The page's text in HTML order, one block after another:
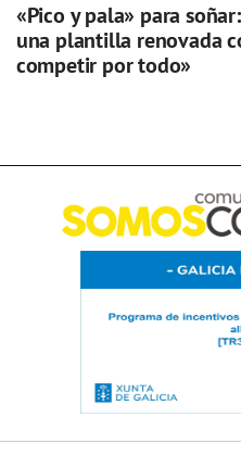
«Pico y pala» para
una plantilla renovada
competir por todo»